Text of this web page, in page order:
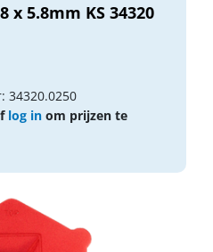
x 5.8mm KS 34320
34320.0250
log in om prijzen te